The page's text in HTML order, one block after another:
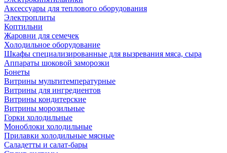
Аксессуары для теплового оборудования
Электроплиты
Коптильни
Жаровни для семечек
Холодильное оборудование
Шкафы специализированные для вызревания мяса, сыра
Аппараты шоковой заморозки
Бонеты
Витрины мультитемпературные
Витрины для ингредиентов
Витрины кондитерские
Витрины морозильные
Горки холодильные
Моноблоки холодильные
Прилавки холодильные мясные
Саладетты и салат-бары